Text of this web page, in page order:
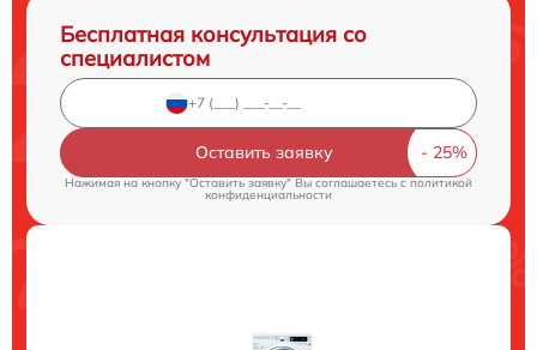
Бесплатная консультация со
специалистом
Оставить заявку
Нажимая на кнопку "Оставить заявку" Вы соглашаетесь cполитикой
конфиденциальности